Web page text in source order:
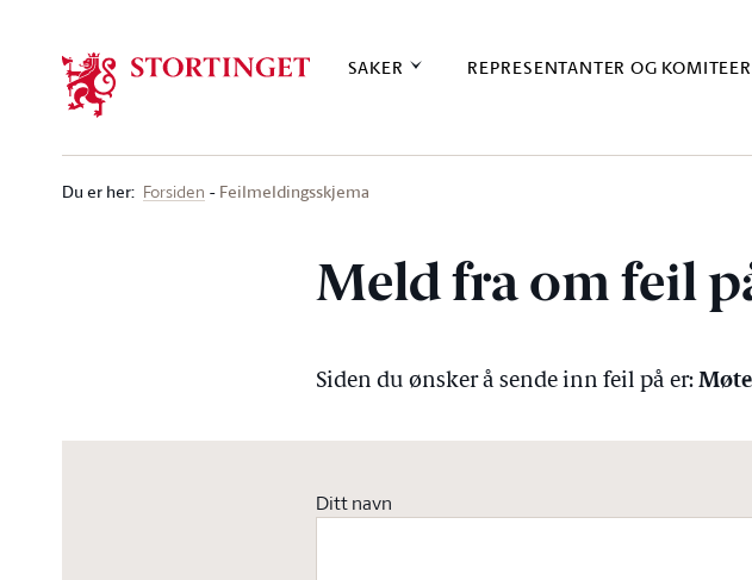
SAKER REPRESENTANTER OG KOMITEER
Du er her: Forsiden Feilmeldingsskjema
Meld fra om feil
Siden du ønsker å sende inn feil på er:
Ditt navn